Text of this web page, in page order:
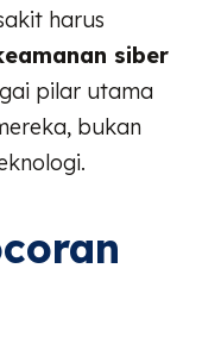
harus
siber
pilar utama
bukan